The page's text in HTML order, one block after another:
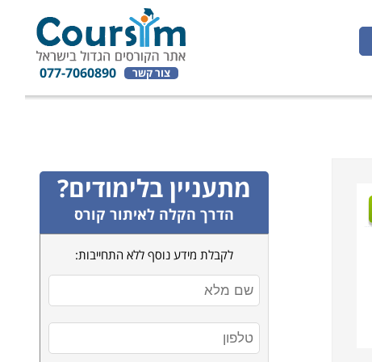
צור קשר 077-7060890
מתעניין בלימודים?
הדרך הקלה לאיתור קורס
לקבלת מידע נוסף ללא התחייבות: